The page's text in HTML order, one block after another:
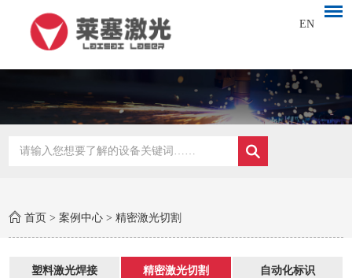
EN
首页 >案例中心 >精密激光切割
塑料激光焊接 精密激光切割 自动化标识